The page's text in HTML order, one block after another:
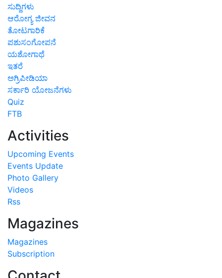
ಸುದ್ದಿಗಳು
ಆರೋಗ್ಯ ಜೀವನ
ತೋಟಗಾರಿಕೆ
ಪಶುಸಂಗೋಪನೆ
ಯಶೋಗಾಥೆ
ಇತರೆ
ಅಗ್ರಿಪೀಡಿಯಾ
ಸರ್ಕಾರಿ ಯೋಜನೆಗಳು
Quiz
FTB
Activities
Upcoming Events
Events Update
Photo Gallery
Videos
Rss
Magazines
Magazines
Subscription